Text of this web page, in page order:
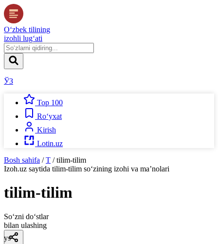
O‘zbek tilining
izohli lug‘ati
ЎЗ
Top 100
Ro‘yxat
Kirish
Lotin.uz
Bosh sahifa / T / tilim-tilim
Izoh.uz saytida tilim-tilim so‘zining izohi va ma’nolari
tilim-tilim
So‘zni do‘stlar
bilan ulashing
ys